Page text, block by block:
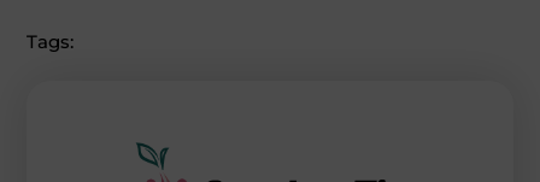
Tags: